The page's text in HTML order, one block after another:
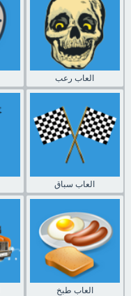
العاب رعب
العاب سباق
العاب طبخ